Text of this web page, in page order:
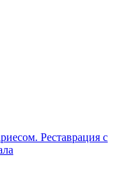
Реставрация с